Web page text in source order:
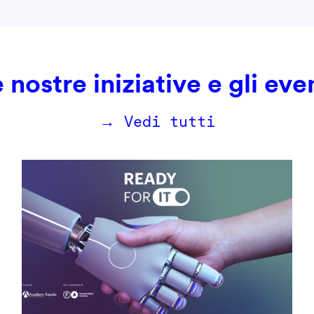
nostre iniziative e gli
→ Vedi tutti